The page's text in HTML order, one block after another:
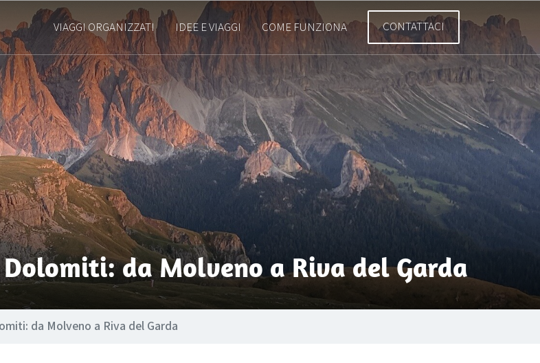
CONTATTACI
COME FUNZIONA
IDEE E VIAGGI
VIAGGI ORGANIZZATI
da Molveno a Riva del Garda
da Molveno a Riva del Garda